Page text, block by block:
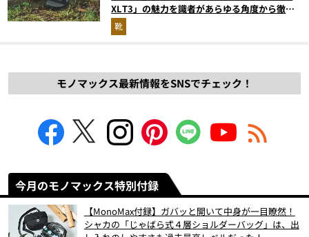
XLT3」の魅力を識者があらゆる角度から徹底
解説！
靴
モノマックス最新情報をSNSでチェック！
今月のモノマックス特別付録
【MonoMax付録】ガバッと開いて中身が一目瞭然！
シャカの「じゃばら式４層ショルダーバッグ」は、出